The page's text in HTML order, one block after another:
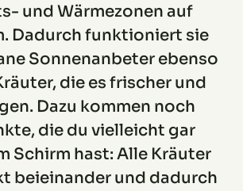
und Wärmezonen auf
Dadurch funktioniert sie
Sonnenanbeter ebenso
die es frischer und
Dazu kommen noch
die du vielleicht gar
Schirm hast: Alle Kräuter
beieinander und dadurch